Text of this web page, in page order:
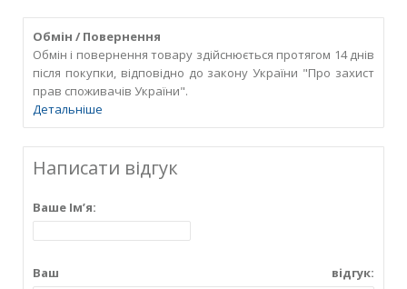
Обмін / Повернення
Обмін і повернення товару здійснюється протягом 14 днів
після покупки, відповідно до закону України "Про захист
прав споживачів України".
Детальніше
Написати відгук
Ваше Ім’я:
Ваш відгук: